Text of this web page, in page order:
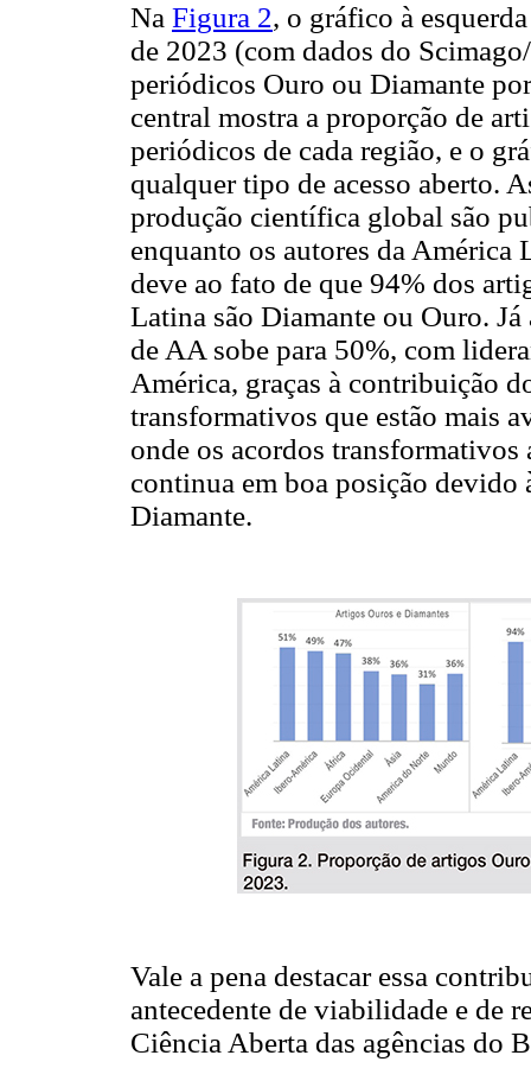
Na Figura 2, o gráfico à
de 2023 (com dados do
periódicos Ouro ou Diamante
central mostra a proporção de
periódicos de cada região, e o
qualquer tipo de acesso aberto.
produção científica global são
enquanto os autores da América
deve ao fato de que 94% dos
Latina são Diamante ou Ouro.
de AA sobe para 50%, com
América, graças à contribuição
transformativos que estão mais
onde os acordos
continua em boa posição devido
Diamante.
Vale a pena destacar essa
antecedente de viabilidade e de
Ciência Aberta das agências do